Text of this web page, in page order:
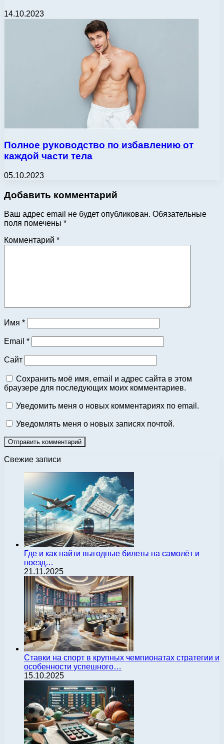
14.10.2023
Полное руководство по избавлению от
каждой части тела
05.10.2023
Добавить комментарий
Ваш адрес email не будет опубликован. Обязательные
поля помечены *
Комментарий *
Имя *
Email *
Сайт
Сохранить моё имя, email и адрес сайта в этом
браузере для последующих моих комментариев.
Уведомить меня о новых комментариях по email.
Уведомлять меня о новых записях почтой.
Свежие записи
Где и как найти выгодные билеты на самолёт и
поезд…
21.11.2025
Ставки на спорт в крупных чемпионатах стратегии и
особенности успешного…
15.10.2025